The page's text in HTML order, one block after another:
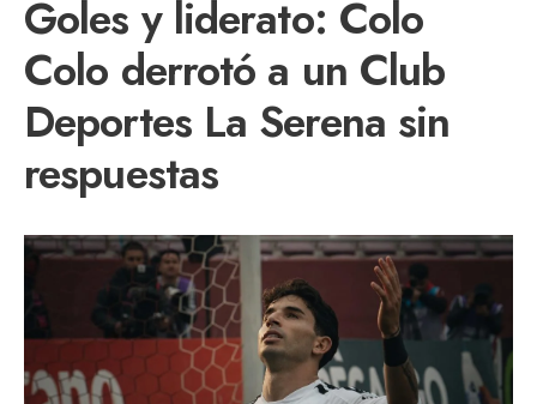
Goles y liderato: Colo
Colo derrotó a un Club
Deportes La Serena sin
respuestas